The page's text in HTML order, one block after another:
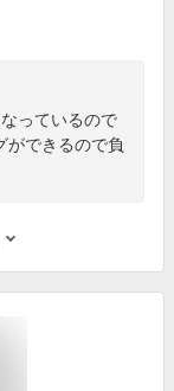
っているので
ができるので負